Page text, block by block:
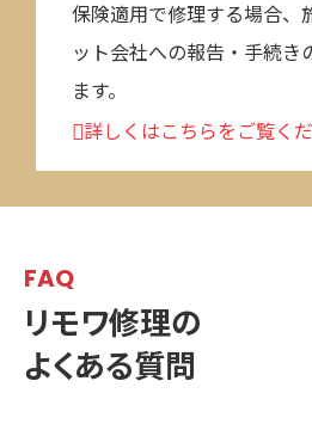
ますので、メールやLINEでのお問
状態確認後、お見積もりをお伝
配送
に同意していただけましたら、修
ご返却
保険適用で修理する場合、
ット会社への報告・手続き
ます。
詳しくはこちらをご覧くだ
FAQ
リモワ修理の
よくある質問